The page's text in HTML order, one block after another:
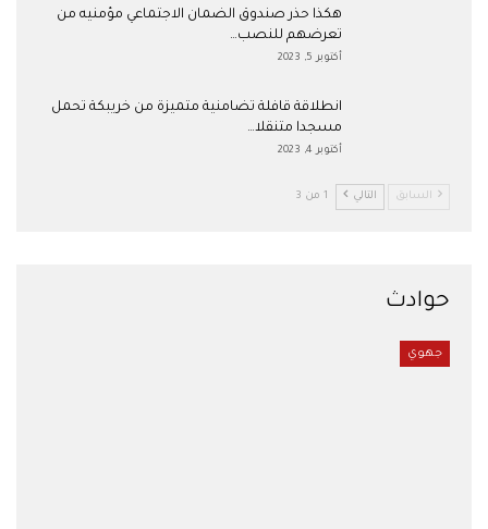
هكذا حذر صندوق الضمان الاجتماعي مؤمنيه من
تعرضهم للنصب…
أكتوبر 5, 2023
انطلاقة قافلة تضامنية متميزة من خريبكة تحمل
مسجدا متنقلا…
أكتوبر 4, 2023
السابق التالي 1 من 3
حوادث
جهوي